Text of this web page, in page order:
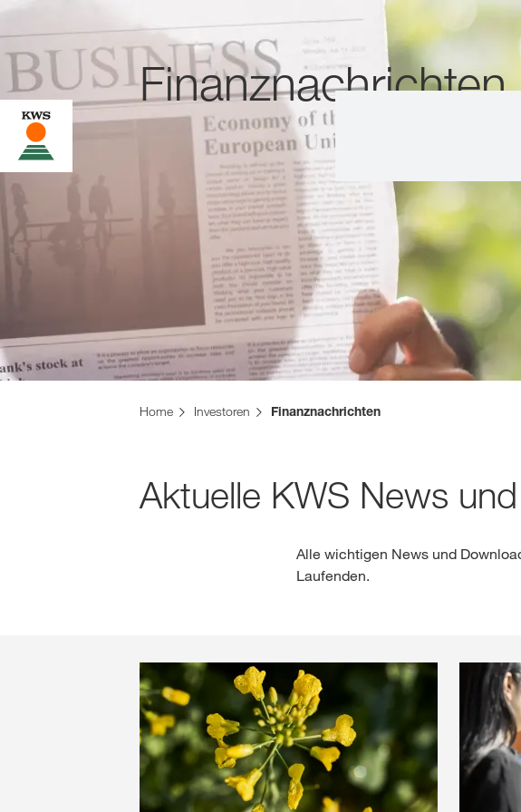
Home Investoren Finanznachrichten
Finanznachrichten
Aktuelle KWS News
Alle wichtigen News und
Laufenden.